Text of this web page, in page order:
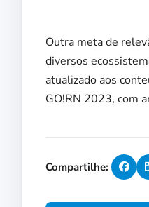
Outra meta de
diversos
atualizado aos
GO!RN 2023, com
Compartilhe: